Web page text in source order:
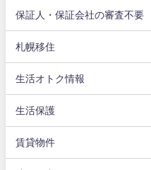
保証人・保証会社の審査不要
札幌移住
生活オトク情報
生活保護
賃貸物件